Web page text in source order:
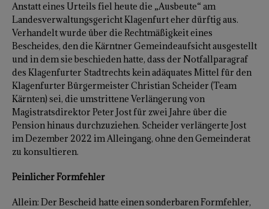
Anstatt eines Urteils fiel heute die „Ausbeute“ am
Landesverwaltungsgericht Klagenfurt eher dürftig aus.
Verhandelt wurde über die Rechtmäßigkeit eines
Bescheides, den die Kärntner Gemeindeaufsicht ausgestellt
und in dem sie beschieden hatte, dass der Notfallparagraf
des Klagenfurter Stadtrechts kein adäquates Mittel für den
Klagenfurter Bürgermeister Christian Scheider (Team
Kärnten) sei, die umstrittene Verlängerung von
Magistratsdirektor Peter Jost für zwei Jahre über die
Pension hinaus durchzuziehen. Scheider verlängerte Jost
im Dezember 2022 im Alleingang, ohne den Gemeinderat
zu konsultieren.
Peinlicher Formfehler
Allein: Der Bescheid hatte einen sonderbaren Formfehler,